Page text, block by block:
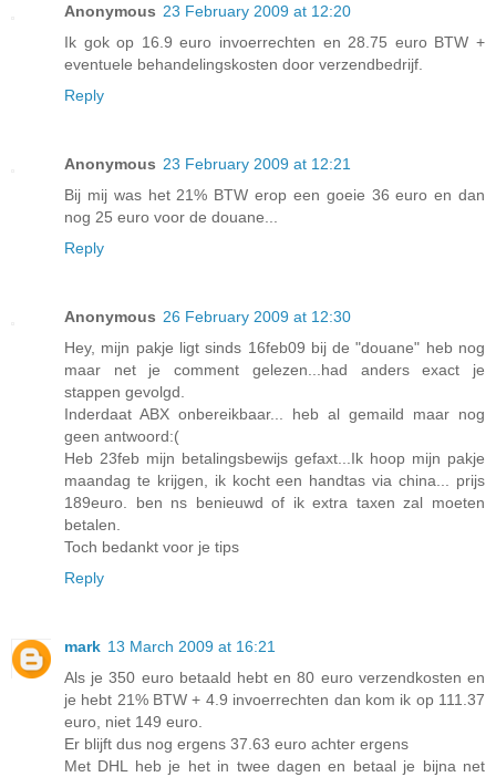
Anonymous 23 February 2009 at 12:20
Ik gok op 16.9 euro invoerrechten en 28.75 euro BTW +
eventuele behandelingskosten door verzendbedrijf.
Reply
Anonymous 23 February 2009 at 12:21
Bij mij was het 21% BTW erop een goeie 36 euro en dan
nog 25 euro voor de douane...
Reply
Anonymous 26 February 2009 at 12:30
Hey, mijn pakje ligt sinds 16feb09 bij de "douane" heb nog
maar net je comment gelezen...had anders exact je
stappen gevolgd.
Inderdaat ABX onbereikbaar... heb al gemaild maar nog
geen antwoord:(
Heb 23feb mijn betalingsbewijs gefaxt...Ik hoop mijn pakje
maandag te krijgen, ik kocht een handtas via china... prijs
189euro. ben ns benieuwd of ik extra taxen zal moeten
betalen.
Toch bedankt voor je tips
Reply
mark 13 March 2009 at 16:21
Als je 350 euro betaald hebt en 80 euro verzendkosten en
je hebt 21% BTW + 4.9 invoerrechten dan kom ik op 111.37
euro, niet 149 euro.
Er blijft dus nog ergens 37.63 euro achter ergens
Met DHL heb je het in twee dagen en betaal je bijna net